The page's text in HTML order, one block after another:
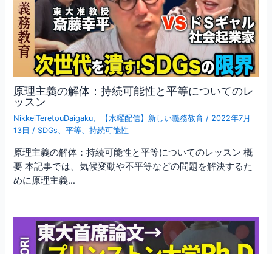
原理主義の解体：持続可能性と平等についてのレ
ッスン
NikkeiTeretouDaigaku、 【水曜配信】新しい義務教育 / 2022年7月
13日 / SDGs、平等、持続可能性
原理主義の解体：持続可能性と平等についてのレッスン 概
要 本記事では、気候変動や不平等などの問題を解決するた
めに原理主義…